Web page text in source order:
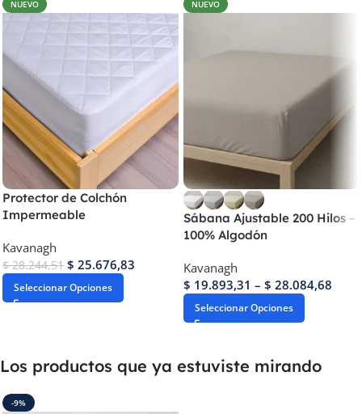
NUEVO
Protector de Colchón
Impermeable
Kavanagh
$28.244,51 $ 25.676,83
Seleccionar Opciones
NUEVO
Sábana Ajustable 200 Hilos –
100% Algodón
Kavanagh
$ 19.893,31 – $ 28.084,68
Seleccionar Opciones
Los productos que ya estuviste mirando
-9%